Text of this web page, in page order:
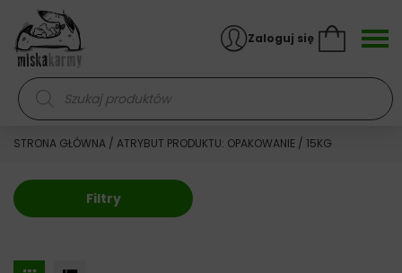
Skocz do treści
Wyszukiwarka produktów
Zaloguj się
STRONA GŁÓWNA / ATRYBUT PRODUKTU: OPAKOWANIE / 15KG
Filtry